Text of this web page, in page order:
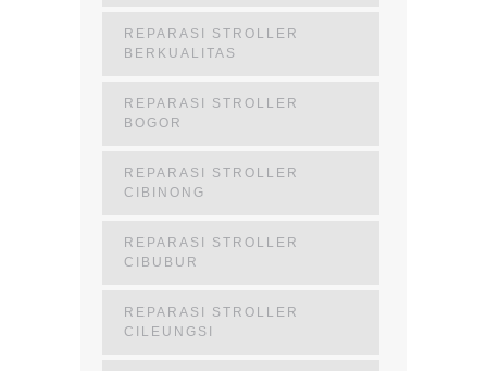
REPARASI STROLLER
BERKUALITAS
REPARASI STROLLER
BOGOR
REPARASI STROLLER
CIBINONG
REPARASI STROLLER
CIBUBUR
REPARASI STROLLER
CILEUNGSI